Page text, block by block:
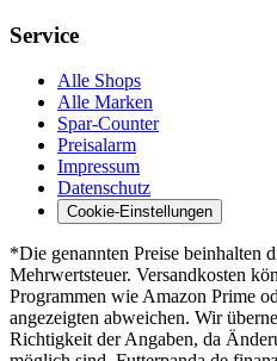
Service
Alle Shops
Alle Marken
Spar-Counter
Preisalarm
Impressum
Datenschutz
Cookie-Einstellungen
*Die genannten Preise beinhalten
Mehrwertsteuer. Versandkosten
Programmen wie Amazon Prime
angezeigten abweichen. Wir
Richtigkeit der Angaben, da